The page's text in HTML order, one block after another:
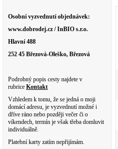
Osobní vyzvednutí objednávek:
www.dobrodej.cz / InBIO s.r.o.
Hlavní 488
252 45 Březová-Oleško, Březová
Podrobný popis cesty najdete v
rubrice Kontakt
Vzhledem k tomu, že se jedná o moji
domácí adresu, je vyzvednutí možné i
dříve ráno nebo později večer či o
víkendech, termín je však třeba domluvit
individuálně.
Platební karty zatím nepřijímám.